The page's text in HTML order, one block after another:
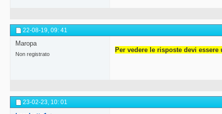
22-08-19, 09: 41
Maropa
Non registrato
Per vedere le risposte devi
23-02-23, 10: 01